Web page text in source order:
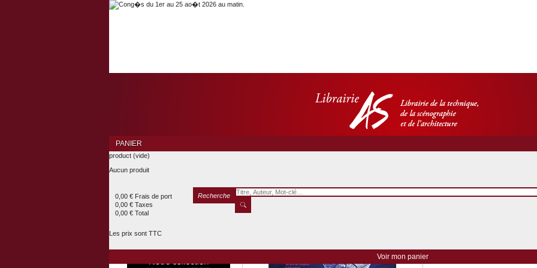
Recherche
PANIER
product (vide)
Aucun produit
0,00 € Frais de port
0,00 € Taxes
0,00 € Total
Les prix sont TTC
Voir mon panier
Un théâtre royal en